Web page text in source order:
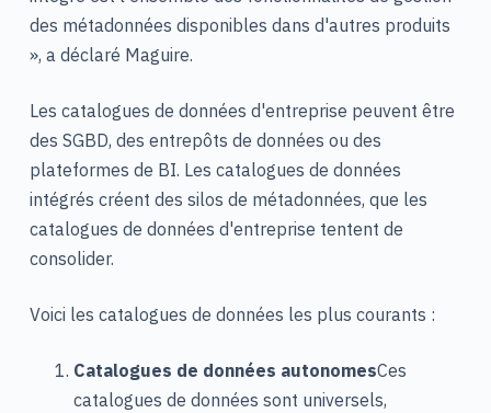
des métadonnées disponibles dans d'autres produits
», a déclaré Maguire.
Les catalogues de données d'entreprise peuvent être
des SGBD, des entrepôts de données ou des
plateformes de BI. Les catalogues de données
intégrés créent des silos de métadonnées, que les
catalogues de données d'entreprise tentent de
consolider.
Voici les catalogues de données les plus courants :
Catalogues de données autonomesCes
catalogues de données sont universels,